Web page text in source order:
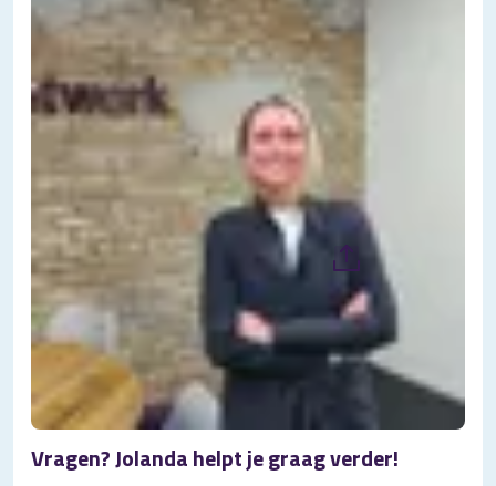
Vragen? Jolanda helpt je graag verder!